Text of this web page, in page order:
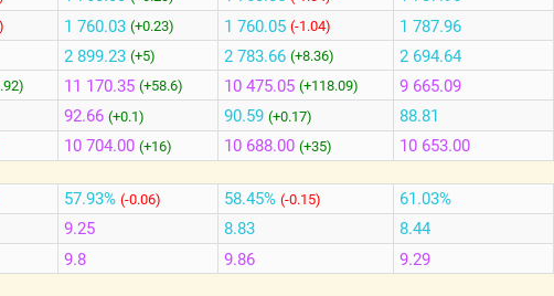
1 760.03 (+0.23)
2 899.23 (+5)
11 170.35 (+58.6)
92.66 (+0.1)
10 704.00 (+16)
57.93%(-0.06)
9.25
9.8
1 760.05 (-1.04)
2 783.66 (+8.36)
10 475.05 (+118.09)
90.59 (+0.17)
10 688.00 (+35)
58.45%(-0.15)
8.83
9.86
1 787.96
2 694.64
9 665.09
88.81
10 653.00
61.03%
8.44
9.29